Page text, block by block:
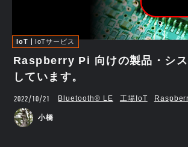
IoT IoTサービス
Raspberry Pi 向けの製品・シス
しています。
2022/10/21 Bluetooth®︎ LE 工場IoT
小橋